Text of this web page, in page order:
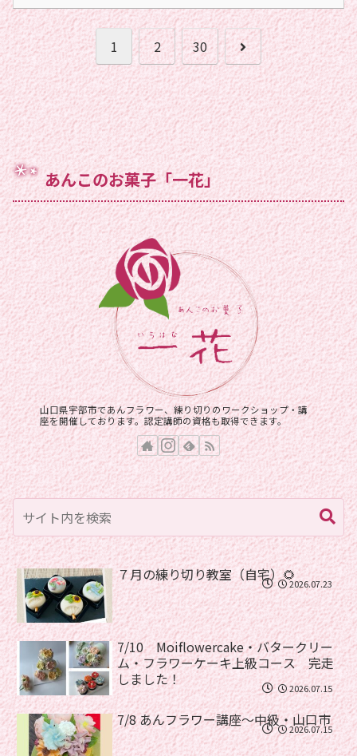
1 2 30
次
へ
あんこのお菓子「一花」
山口県宇部市であんフラワー、練り切りのワークショップ・講
座を開催しております。認定講師の資格も取得できます。
７月の練り切り教室（自宅）🌻2026.07.23
7/10 Moiflowercake・バタークリー
ム・フラワーケーキ上級コース 完走
しました！
2026.07.15
7/8 あんフラワー講座〜中級・山口市
2026.07.15